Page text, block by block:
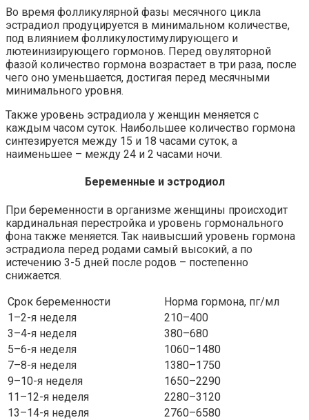
Во время фолликулярной фазы месячного цикла
эстрадиол продуцируется в минимальном количестве,
под влиянием фолликулостимулирующего и
лютеинизирующего гормонов. Перед овуляторной
фазой количество гормона возрастает в три раза, после
чего оно уменьшается, достигая перед месячными
минимального уровня.
Также уровень эстрадиола у женщин меняется с
каждым часом суток. Наибольшее количество гормона
синтезируется между 15 и 18 часами суток, а
наименьшее – между 24 и 2 часами ночи.
Беременные и эстродиол
При беременности в организме женщины происходит
кардинальная перестройка и уровень гормонального
фона также меняется. Так наивысший уровень гормона
эстрадиола перед родами самый высокий, а по
истечению 3-5 дней после родов – постепенно
снижается.
Срок беременности
Норма гормона, пг/мл
1–2-я неделя
210–400
3–4-я неделя
380–680
5–6-я неделя
1060–1480
7–8-я неделя
1380–1750
9–10-я неделя
1650–2290
11–12-я неделя
2280–3120
13–14-я неделя
2760–6580